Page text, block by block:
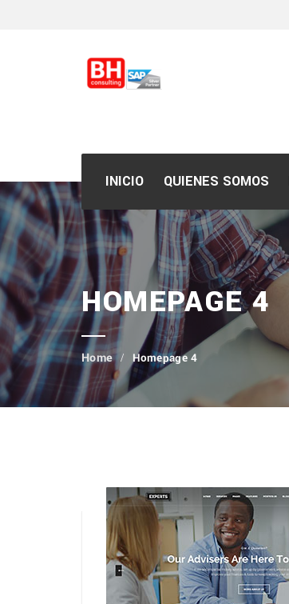
INICIO QUIENES SOMOS
Nuestro Fundador
Nuestra Identidad
Partners
Clientes
HOMEPAGE 4
Homepage 4